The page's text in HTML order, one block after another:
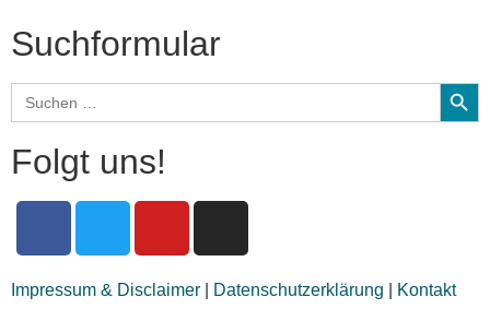
Suchformular
Search
for:
Folgt uns!
Impressum & Disclaimer Datenschutzerklärung Kontakt